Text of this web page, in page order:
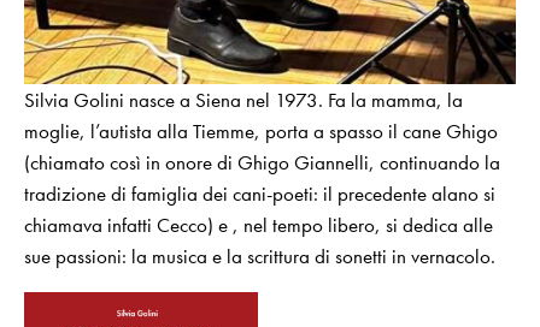
Silvia Golini nasce a Siena nel 1973. Fa la mamma, la
moglie, l’autista alla Tiemme, porta a spasso il cane Ghigo
(chiamato così in onore di Ghigo Giannelli, continuando la
tradizione di famiglia dei cani-poeti: il precedente alano si
chiamava infatti Cecco) e , nel tempo libero, si dedica alle
sue passioni: la musica e la scrittura di sonetti in vernacolo.